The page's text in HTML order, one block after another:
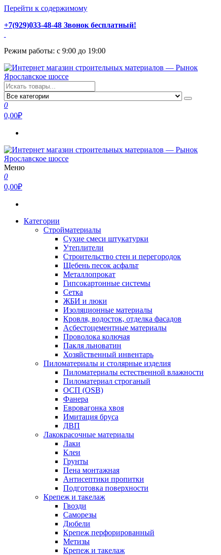
Перейти к содержимому
+7(929)033-48-48 Звонок бесплатный!
Режим работы: с 9:00 до 19:00
Интернет магазин строительных материалов — Рынок
Ярославское шоссе
Стройматериалы с доставкой и самовывозом можно купить у
нас. Пушкино, Ивантеевка, Королев, Мытищи, Сергиев Посад.
Низкая цена, консультация и быстрая доставка.
0
0,00₽
Интернет магазин строительных материалов — Рынок
Ярославское шоссе
Стройматериалы с доставкой и самовывозом можно купить у
нас. Пушкино, Ивантеевка, Королев, Мытищи, Сергиев Посад.
Низкая цена, консультация и быстрая доставка.
Меню
0
0,00₽
Категории
Стройматериалы
Сухие смеси штукатурки
Утеплители
Строительство стен и перегородок
Щебень песок асфальт
Металлопрокат
Гипсокартонные системы
Сетка
ЖБИ и люки
Изоляционные материалы
Кровля, водосток, отделка фасадов
Асбестоцементные материалы
Проволока колючая
Пакля льноватин
Хозяйственный инвентарь
Пиломатериалы и столярные изделия
Пиломатериалы естественной влажности
Пиломатериал строганый
ОСП (OSB)
Фанера
Евровагонка хвоя
Имитация бруса
ДВП
Лакокрасочные материалы
Лаки
Клеи
Грунты
Пена монтажная
Антисептики пропитки
Подготовка поверхности
Крепеж и такелаж
Гвозди
Саморезы
Дюбели
Крепеж перфорированный
Метизы
Крепеж и такелаж